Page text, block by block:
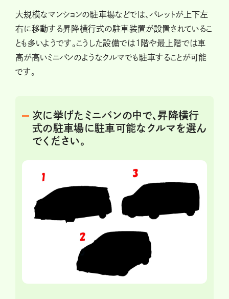
大規模なマンションの駐車場などでは、パレットが上下左
右に移動する昇降横行式の駐車装置が設置されているこ
とも多いようです。こうした設備では1階や最上階では車
高が高いミニバンのようなクルマでも駐車することが可能
です。
次に挙げたミニバンの中で、昇降横行
式の駐車場に駐車可能なクルマを選ん
でください。